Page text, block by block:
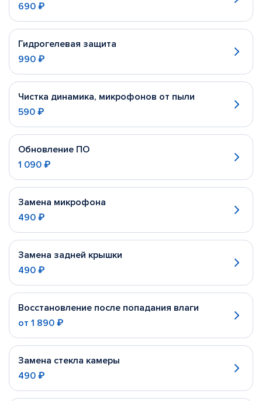
690 ₽
Гидрогелевая защита
990 ₽
Чистка динамика, микрофонов от пыли
590 ₽
Обновление ПО
1 090 ₽
Замена микрофона
490 ₽
Замена задней крышки
490 ₽
Восстановление после попадания влаги
от 1 890 ₽
Замена стекла камеры
490 ₽